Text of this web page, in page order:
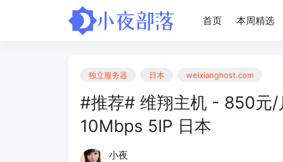
首页 本周精选
独立服务器 日本 weixianghost.com
#推荐# 维翔主机 - 850元
10Mbps 5IP 日本
小夜